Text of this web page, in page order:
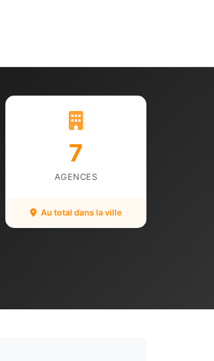
7
AGENCES
Au total dans la ville